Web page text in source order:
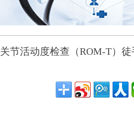
关节活动度检查（ROM-T）徒